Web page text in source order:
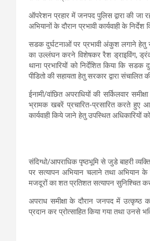
ऑपरेशन प्रहार में जनपद पुलिस द्वारा की जा
अभियानों के दौरान प्रभावी कार्यवाही के निर्देश
सडक दुर्घटनाओं पर प्रभावी अंकुश लगाने हेतु
का उल्लंघन करने विशेषकर रैश ड्राइविंग, ड्रंक
थाना प्रभारियों को निर्देशित किया कि
पीडितो की सहायता हेतु सरकार द्वारा
ईनामी/वांछित अपराधियों की सर्किलवार
भ्रामक खबरें प्रचारित-प्रसारित करते हुए
कार्यवाही किये जाने हेतु उपस्थित अधिकारियों
संदिग्धो/आपराधिक पृष्ठभूमि से जुडे बाहरी
पर सत्यापन अभियान चलाने तथा अभियान के
मजदूरों का शत प्रतिशत सत्यापन सुनिश्चित
अपराध समीक्षा के दौरान जनपद में उत्कृष्ठ
प्रदान कर प्रोत्साहित किया गया तथा उनसे